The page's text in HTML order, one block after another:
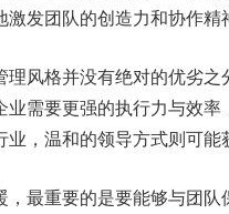
发团队的创造力和协作精
理风格并没有绝对的优劣
业需要更强的执行力与效
，温和的领导方式则可能
，最重要的是要能够与团